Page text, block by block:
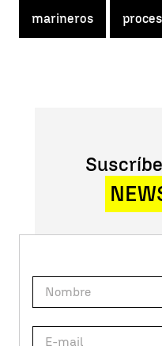
marineros